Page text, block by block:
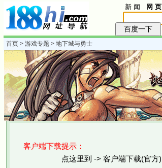
新 闻 网 页
首页 > 游戏专题 > 地下城与勇士
客户端下载提示：
点这里到 -> 客户端下载(官方)